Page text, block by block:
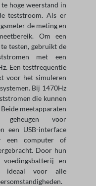
hoge weerstand in
teststroom. Als er
de meting en
Om een
testen, gebruikt de
met een
Een testfrequentie
voor het simuleren
Bij 1470Hz
die kunnen
meetapparaten
geheugen voor
een USB-interface
een computer of
Door hun
en
ideaal voor alle